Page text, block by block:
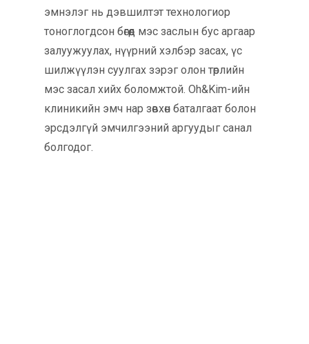
эмнэлэг нь дэвшилтэт технологиор
тоноглогдсон бөгөөд мэс заслын бус аргаар
залуужуулах, нүүрний хэлбэр засах, үс
шилжүүлэн суулгах зэрэг олон төрлийн
мэс засал хийх боломжтой. Oh&Kim-ийн
клиникийн эмч нар зөвхөн баталгаат болон
эрсдэлгүй эмчилгээний аргуудыг санал
болгодог.